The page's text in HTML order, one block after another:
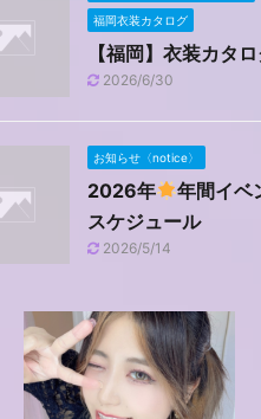
福岡衣装カタログ
【福岡】衣装カタ
2026/6/30
お知らせ〈notice〉
2026年
年間イベ
スケジュール
2026/5/14